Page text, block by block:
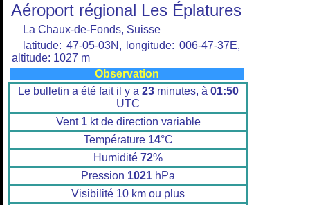
Aéroport régional Les Éplatures
La Chaux-de-Fonds, Suisse
latitude: 47-05-03N, longitude: 006-47-37E,
altitude: 1027 m
Observation
Le bulletin a été fait il y a 23minutes, à 01:50
UTC
Vent 1kt de direction variable
Température 14°C
Humidité 72%
Pression 1021 hPa
Visibilité 10 km ou plus